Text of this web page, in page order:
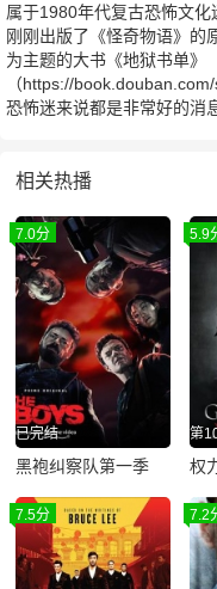
属于1980年代复古恐怖文
刚刚出版了《怪奇物语》的
为主题的大书《地狱书单》
（https://
恐怖迷来说都是非常好的消
相关热播
7.0分
已完结
黑袍纠察队第一季
5.9
第
权
7.5分 7.2